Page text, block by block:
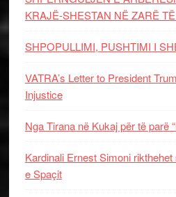
KRAJË-SHESTAN NË ZARË
SHPOPULLIMI, PUSHTIMI I
VATRA’s Letter to President
Injustice
Nga Tirana në Kukaj për të parë
Kardinali Ernest Simoni
e Spaçit